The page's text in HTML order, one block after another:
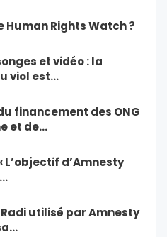
Human Rights Watch ?
et vidéo : la
viol est…
financement des ONG
et de…
d’Amnesty
utilisé par Amnesty